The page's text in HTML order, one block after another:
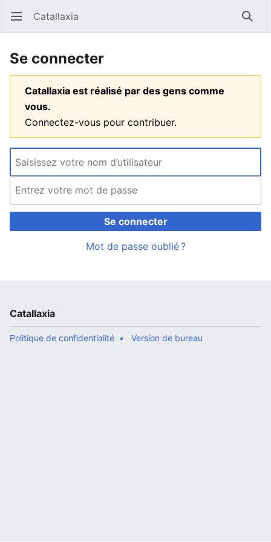
Ouvrir le menu principal Catallaxia
Se connecter
Catallaxia est réalisé par des gens comme
vous.
Connectez-vous pour contribuer.
Se connecter
Mot de passe oublié ?
Catallaxia
Politique de confidentialité Version de bureau